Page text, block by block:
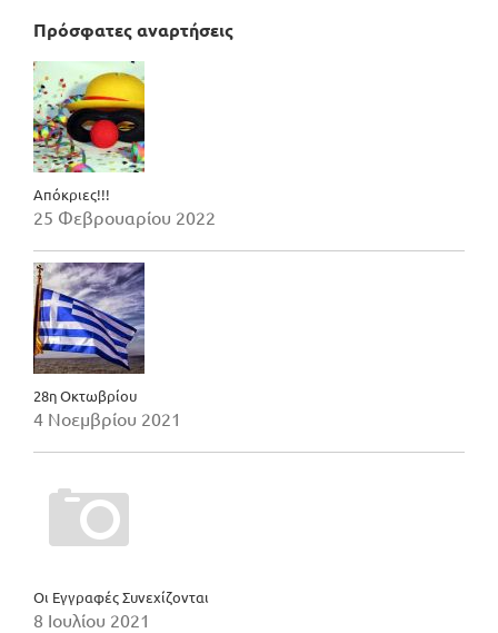
Πρόσφατες αναρτήσεις
Απόκριες!!!
25 Φεβρουαρίου 2022
28η Οκτωβρίου
4 Νοεμβρίου 2021
Οι Εγγραφές Συνεχίζονται
8 Ιουλίου 2021